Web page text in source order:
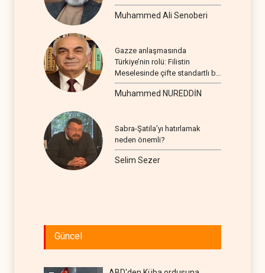
Muhammed Ali Senoberi
Gazze anlaşmasında
Türkiye’nin rolü: Filistin
Meselesinde çifte standartlı bir
seyir
Muhammed NUREDDİN
Sabra-Şatila’yı hatırlamak
neden önemli?
Selim Sezer
Güncel